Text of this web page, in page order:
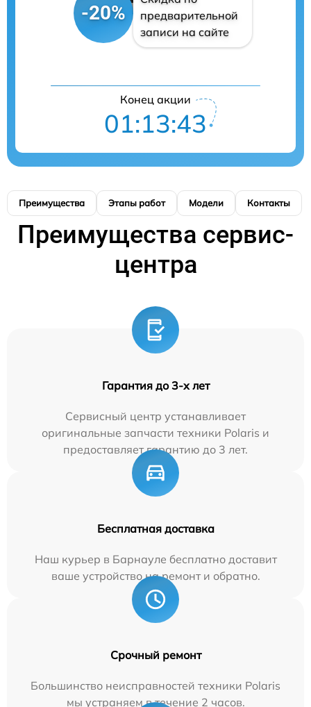
-20%
предварительной
записи на сайте
Конец акции
01:13:43
Преимущества Этапы работ Модели Контакты
Преимущества сервис-
центра
Гарантия до 3-х лет
Сервисный центр устанавливает
оригинальные запчасти техники Polaris и
предоставляет гарантию до 3 лет.
Бесплатная доставка
Наш курьер в Барнауле бесплатно доставит
ваше устройство на ремонт и обратно.
Срочный ремонт
Большинство неисправностей техники Polaris
мы устраняем в течение 2 часов.